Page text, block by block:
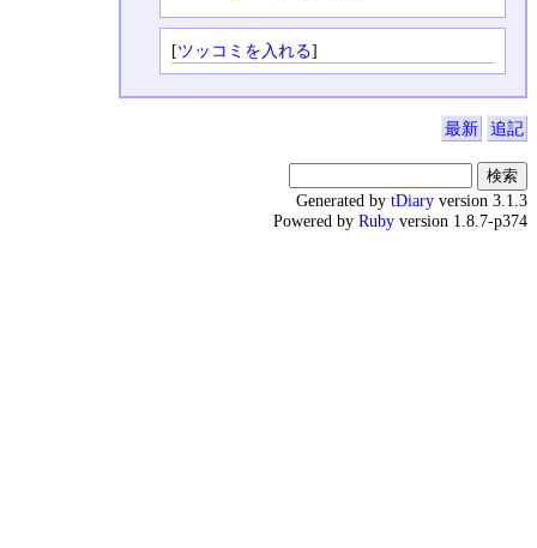
[ツッコミを入れる]
最新 追記
Generated by tDiary version 3.1.3
Powered by Ruby version 1.8.7-p374